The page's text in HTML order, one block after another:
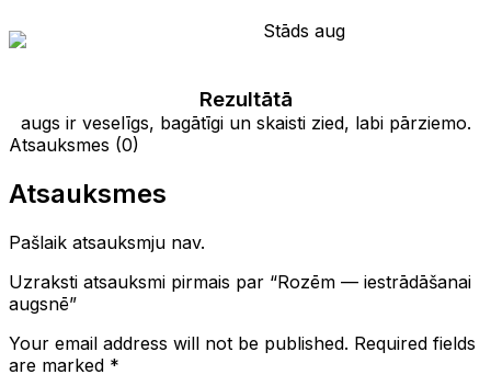
Rezultātā
augs ir veselīgs, bagātīgi un skaisti zied, labi pārziemo.
Atsauksmes (0)
Atsauksmes
Pašlaik atsauksmju nav.
Uzraksti atsauksmi pirmais par “Rozēm — iestrādāšanai
augsnē”
Your email address will not be published. Required fields
are marked *